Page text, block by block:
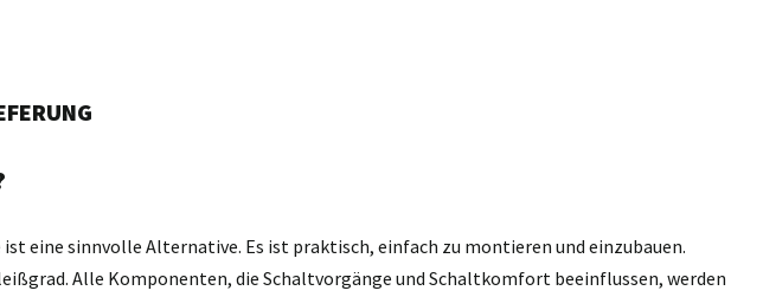
eine sinnvolle Alternative. Es ist praktisch, einfach zu montieren und einzubauen.
Alle Komponenten, die Schaltvorgänge und Schaltkomfort beeinflussen, werden